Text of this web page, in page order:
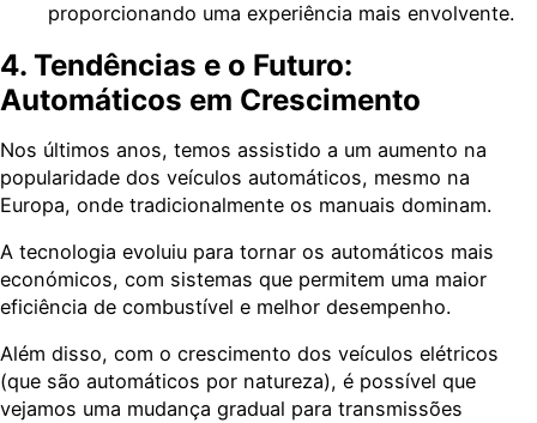
proporcionando uma experiência mais envolvente.
4. Tendências e o Futuro:
Automáticos em Crescimento
Nos últimos anos, temos assistido a um aumento na
popularidade dos veículos automáticos, mesmo na
Europa, onde tradicionalmente os manuais dominam.
A tecnologia evoluiu para tornar os automáticos mais
económicos, com sistemas que permitem uma maior
eficiência de combustível e melhor desempenho.
Além disso, com o crescimento dos veículos elétricos
(que são automáticos por natureza), é possível que
vejamos uma mudança gradual para transmissões